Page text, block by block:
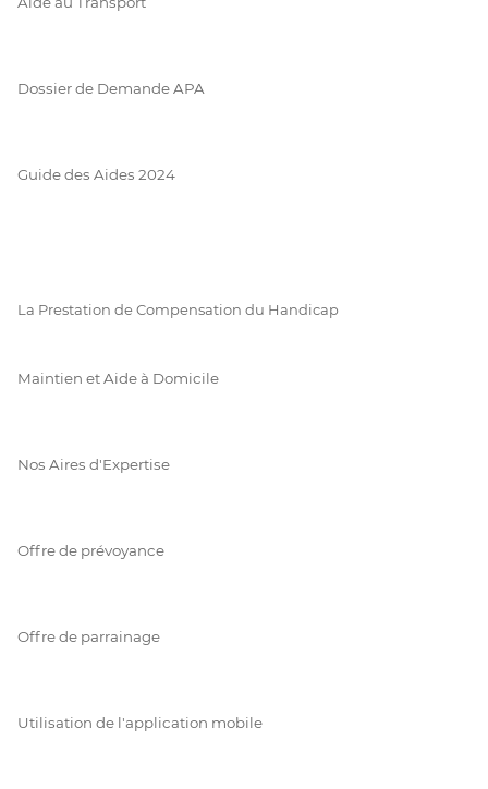
Dossier de Demande APA
Guide des Aides 2024
La Prestation de Compensation du Handicap
Maintien et Aide à Domicile
Nos Aires d'Expertise
Offre de prévoyance
Offre de parrainage
Utilisation de l'application mobile